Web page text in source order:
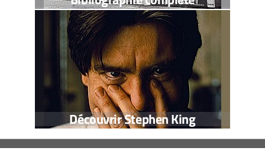
Découvrir Stephen King